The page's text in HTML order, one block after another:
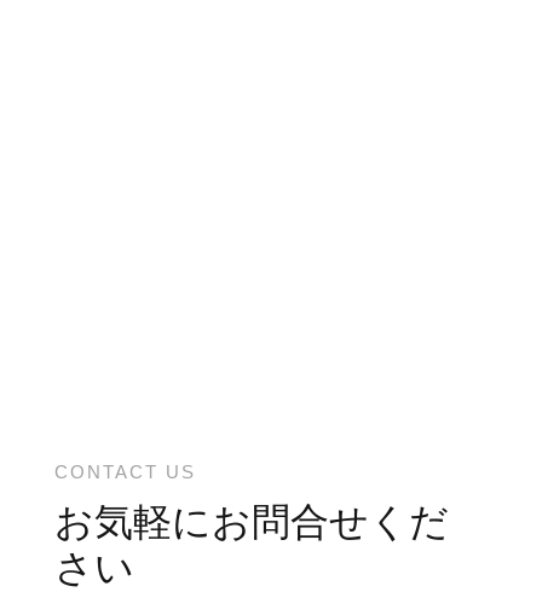
CONTACT US
お気軽にお問合せくだ
さい